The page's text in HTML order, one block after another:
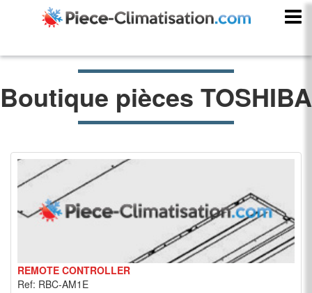
Boutique pièces TOSHIBA
REMOTE CONTROLLER
Ref: RBC-AM1E